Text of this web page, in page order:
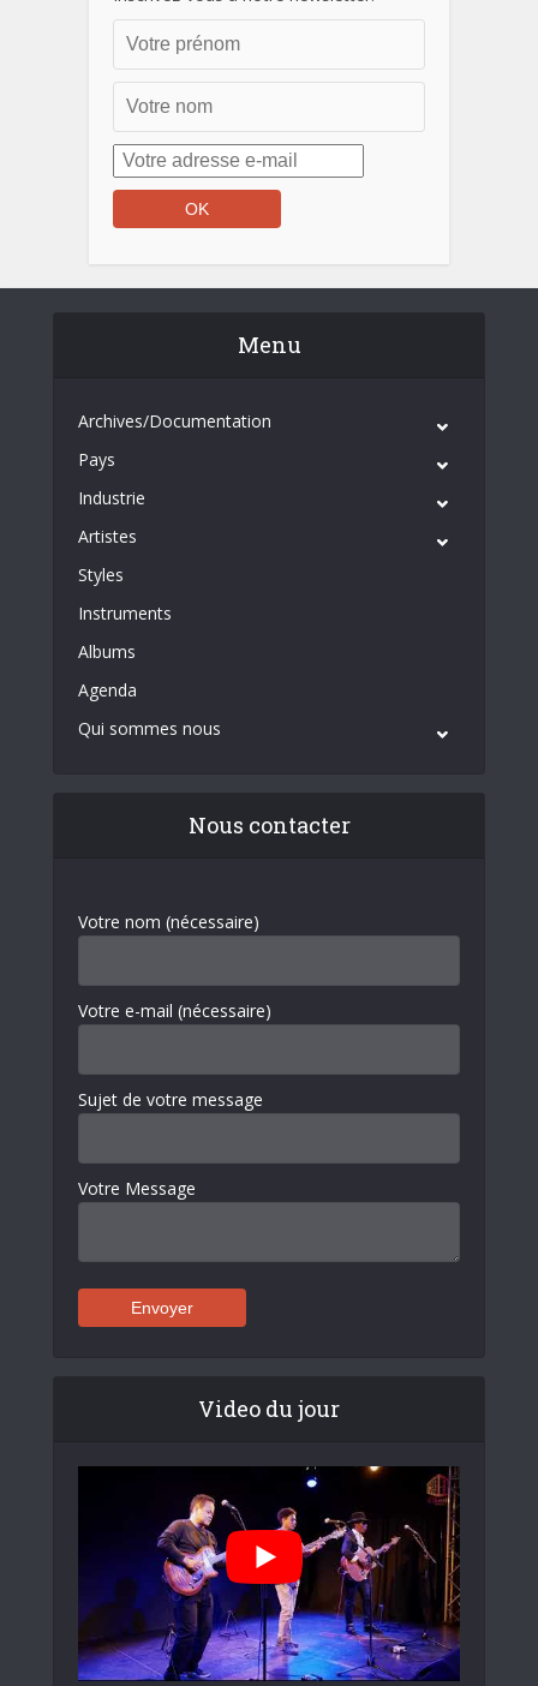
Menu
Archives/Documentation
Pays
Industrie
Artistes
Styles
Instruments
Albums
Agenda
Qui sommes nous
Nous contacter
Votre nom (nécessaire)
Votre e-mail (nécessaire)
Sujet de votre message
Votre Message
Video du jour